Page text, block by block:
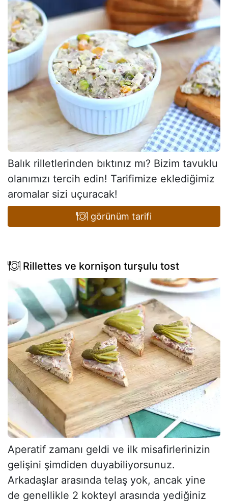
Balık rilletlerinden bıktınız mı? Bizim tavuklu
olanımızı tercih edin! Tarifimize eklediğimiz
aromalar sizi uçuracak!
görünüm tarifi
Rillettes ve kornişon turşulu tost
Aperatif zamanı geldi ve ilk misafirlerinizin
gelişini şimdiden duyabiliyorsunuz.
Arkadaşlar arasında telaş yok, ancak yine
de genellikle 2 kokteyl arasında yediğiniz